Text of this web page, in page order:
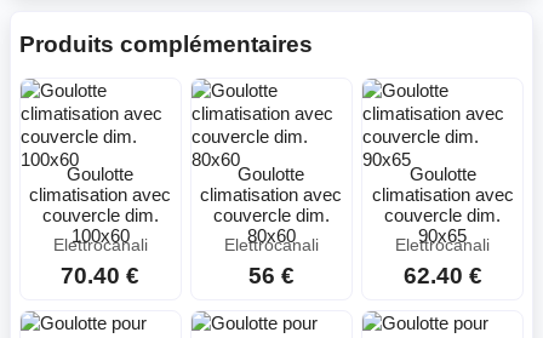
Produits complémentaires
Goulotte
climatisation avec
couvercle dim.
100x60
Elettrocanali
70.40 €
Goulotte
climatisation avec
couvercle dim.
80x60
Elettrocanali
56 €
Goulotte
climatisation avec
couvercle dim.
90x65
Elettrocanali
62.40 €